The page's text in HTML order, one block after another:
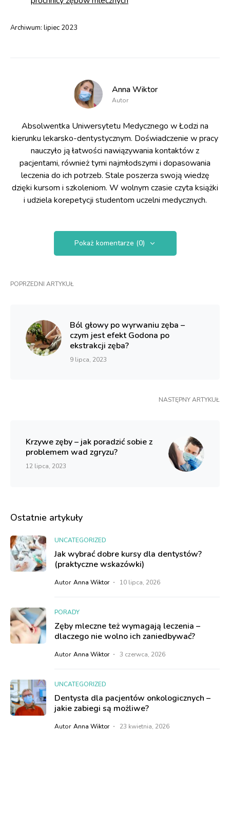
Archiwum: lipiec 2023
Anna Wiktor
Autor
Absolwentka Uniwersytetu Medycznego w Łodzi na
kierunku lekarsko-dentystycznym. Doświadczenie w pracy
nauczyło ją łatwości nawiązywania kontaktów z
pacjentami, również tymi najmłodszymi i dopasowania
leczenia do ich potrzeb. Stale poszerza swoją wiedzę
dzięki kursom i szkoleniom. W wolnym czasie czyta książki
i udziela korepetycji studentom uczelni medycznych.
Pokaż komentarze (0)
POPRZEDNI ARTYKUŁ
Ból głowy po wyrwaniu zęba –
czym jest efekt Godona po
ekstrakcji zęba?
9 lipca, 2023
NASTĘPNY ARTYKUŁ
Krzywe zęby – jak poradzić sobie z
problemem wad zgryzu?
12 lipca, 2023
Ostatnie artykuły
UNCATEGORIZED
Jak wybrać dobre kursy dla dentystów?
(praktyczne wskazówki)
Autor Anna Wiktor 10 lipca, 2026
PORADY
Zęby mleczne też wymagają leczenia –
dlaczego nie wolno ich zaniedbywać?
Autor Anna Wiktor 3 czerwca, 2026
UNCATEGORIZED
Dentysta dla pacjentów onkologicznych –
jakie zabiegi są możliwe?
Autor Anna Wiktor 23 kwietnia, 2026